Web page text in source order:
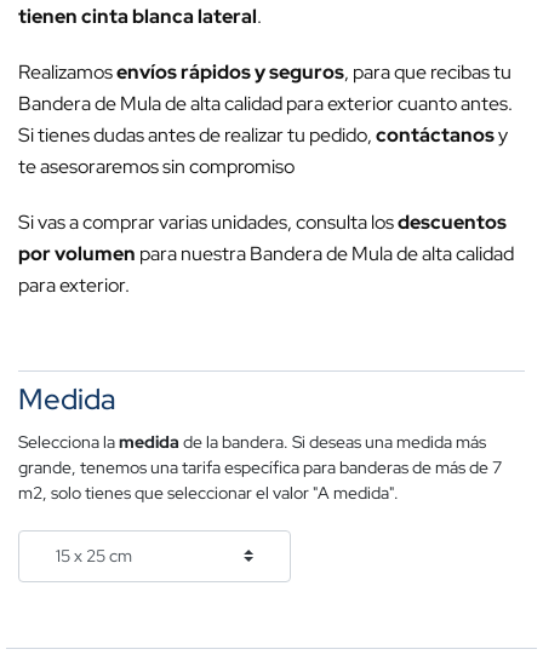
tienen cinta blanca lateral.
Realizamosenvíos rápidos y seguros, para que recibas tu
Bandera de Mula de alta calidad para exterior cuanto antes.
Si tienes dudas antes de realizar tu pedido,contáctanosy
te asesoraremos sin compromiso
Si vas a comprar varias unidades, consulta losdescuentos
por volumen para nuestra Bandera de Mula de alta calidad
para exterior.
Medida
Selecciona lamedida de la bandera. Si deseas una medida más
grande, tenemos una tarifa específica para banderas de más de 7
m2, solo tienes que seleccionar el valor "A medida".